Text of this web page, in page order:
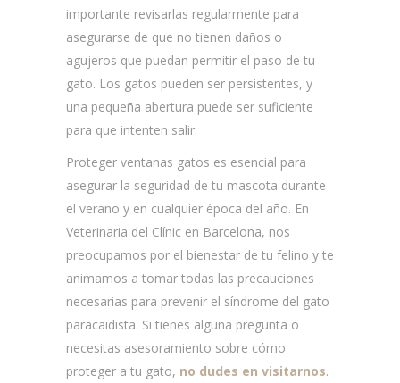
importante revisarlas regularmente para
asegurarse de que no tienen daños o
agujeros que puedan permitir el paso de tu
gato. Los gatos pueden ser persistentes, y
una pequeña abertura puede ser suficiente
para que intenten salir.
Proteger ventanas gatos es esencial para
asegurar la seguridad de tu mascota durante
el verano y en cualquier época del año. En
Veterinaria del Clínic en Barcelona, nos
preocupamos por el bienestar de tu felino y te
animamos a tomar todas las precauciones
necesarias para prevenir el síndrome del gato
paracaidista. Si tienes alguna pregunta o
necesitas asesoramiento sobre cómo
proteger a tu gato, no dudes en visitarnos.